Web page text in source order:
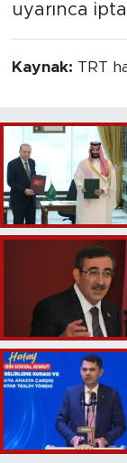
uyarınca
Kaynak: TRT